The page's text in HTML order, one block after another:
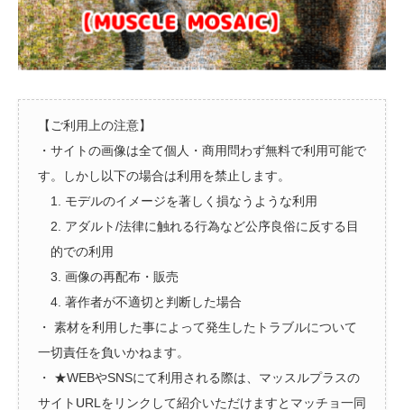
【ご利用上の注意】
・サイトの画像は全て個人・商用問わず無料で利用可能で
す。しかし以下の場合は利用を禁止します。
1. モデルのイメージを著しく損なうような利用
2. アダルト/法律に触れる行為など公序良俗に反する目
的での利用
3. 画像の再配布・販売
4. 著作者が不適切と判断した場合
・ 素材を利用した事によって発生したトラブルについて
一切責任を負いかねます。
・ ★WEBやSNSにて利用される際は、マッスルプラスの
サイトURLをリンクして紹介いただけますとマッチョ一同